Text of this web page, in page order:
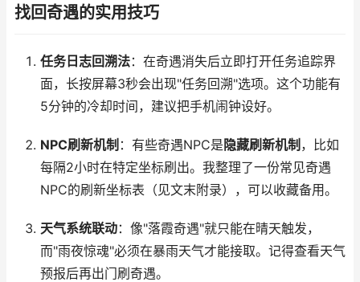
找回奇遇的实用技巧
任务日志回溯法：在奇遇消失后立即打开任务追踪界
面，长按屏幕3秒会出现"任务回溯"选项。这个功能有
5分钟的冷却时间，建议把手机闹钟设好。
NPC刷新机制 ：有些奇遇NPC是 隐藏刷新机制 ，比如
每隔2小时在特定坐标刷出。我整理了一份常见奇遇
NPC的刷新坐标表（见文末附录），可以收藏备用。
天气系统联动：像"落霞奇遇"就只能在晴天触发，
而"雨夜惊魂"必须在暴雨天气才能接取。记得查看天气
预报后再出门刷奇遇。